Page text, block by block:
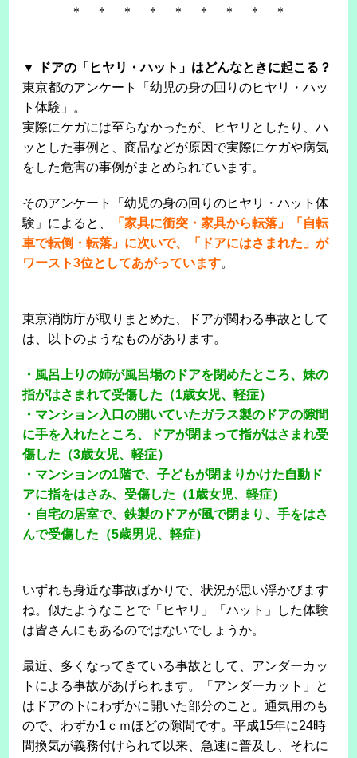
＊ ＊ ＊ ＊ ＊ ＊ ＊ ＊ ＊
▼ ドアの「ヒヤリ・ハット」はどんなときに起こる？
東京都のアンケート「幼児の身の回りのヒヤリ・ハッ
ト体験」。
実際にケガには至らなかったが、ヒヤリとしたり、ハ
ッとした事例と、商品などが原因で実際にケガや病気
をした危害の事例がまとめられています。
そのアンケート「幼児の身の回りのヒヤリ・ハット体
験」によると、
「家具に衝突・家具から転落」「自転
車で転倒・転落」に次いで、「ドアにはさまれた」が
ワースト3位としてあがっています。
東京消防庁が取りまとめた、ドアが関わる事故として
は、以下のようなものがあります。
・風呂上りの姉が風呂場のドアを閉めたところ、妹の
指がはさまれて受傷した（1歳女児、軽症）
・マンション入口の開いていたガラス製のドアの隙間
に手を入れたところ、ドアが閉まって指がはさまれ受
傷した（3歳女児、軽症）
・マンションの1階で、子どもが閉まりかけた自動ド
アに指をはさみ、受傷した（1歳女児、軽症）
・自宅の居室で、鉄製のドアが風で閉まり、手をはさ
んで受傷した（5歳男児、軽症）
いずれも身近な事故ばかりで、状況が思い浮かびます
ね。似たようなことで「ヒヤリ」「ハット」した体験
は皆さんにもあるのではないでしょうか。
最近、多くなってきている事故として、アンダーカッ
トによる事故があげられます。「アンダーカット」と
はドアの下にわずかに開いた部分のこと。通気用のも
ので、わずか1ｃｍほどの隙間です。平成15年に24時
間換気が義務付けられて以来、急速に普及し、それに